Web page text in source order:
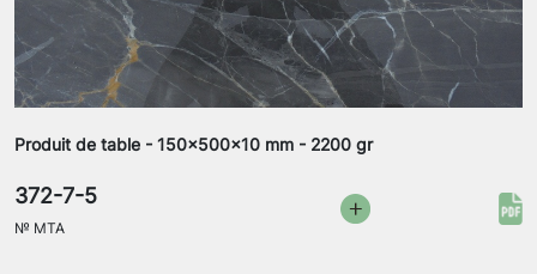
Produit de table - 150x500x10 mm - 2200 gr
372-7-5
№ MTA